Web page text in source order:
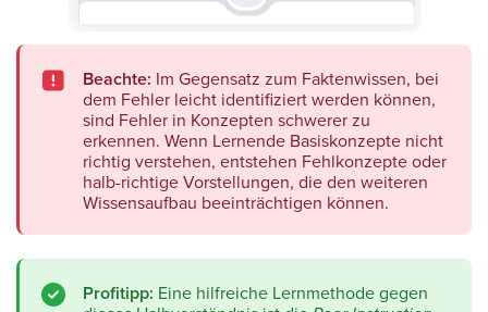
Beachte: Im Gegensatz zum Faktenwissen, bei
dem Fehler leicht identifiziert werden können,
sind Fehler in Konzepten schwerer zu
erkennen. Wenn Lernende Basiskonzepte nicht
richtig verstehen, entstehen Fehlkonzepte oder
halb-richtige Vorstellungen, die den weiteren
Wissensaufbau beeinträchtigen können.
Profitipp: Eine hilfreiche Lernmethode gegen